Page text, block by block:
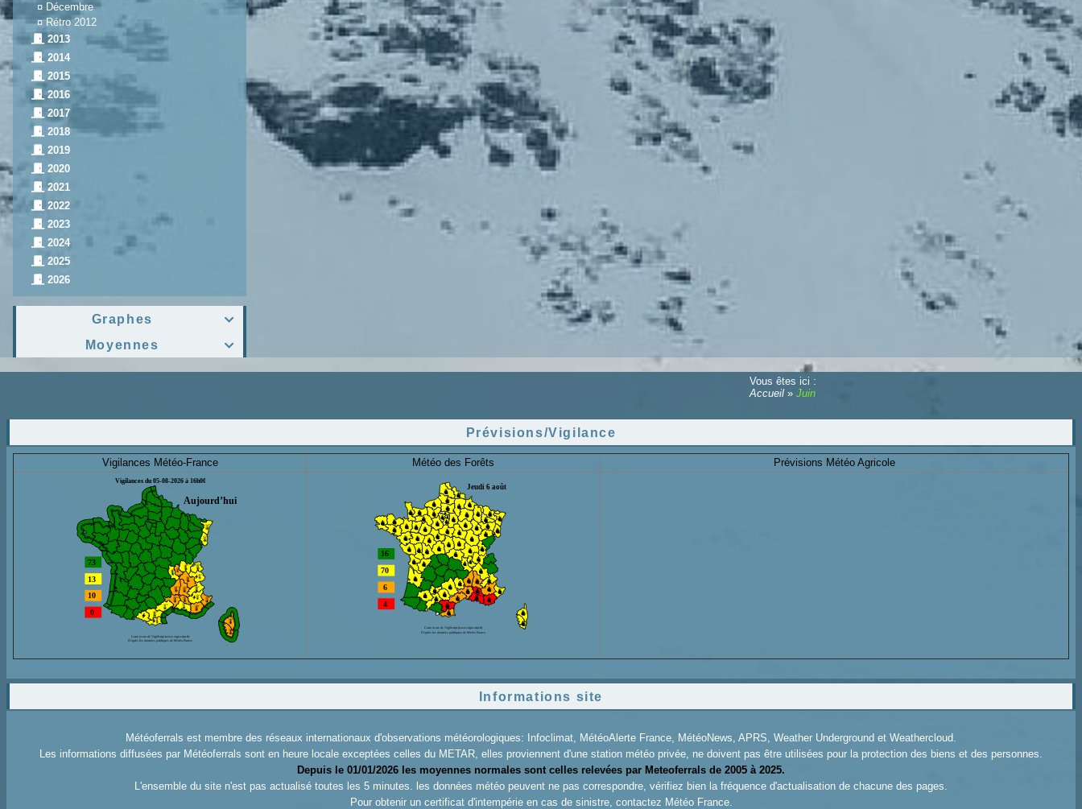
¤ Décembre
¤Rétro 2012
2013
2014
2015
2016
2017
2018
2019
2020
2021
2022
2023
2024
2025
2026

Graphes

Moyennes
Vous êtes ici :
Accueil»Juin
Prévisions/Vigilance
Vigilances Météo-France Météo des Forêts Prévisions Météo Agricole
Informations site
Météoferrals est membre des réseaux internationaux d'observations météorologiques: Infoclimat, MétéoAlerte France, MétéoNews, APRS, Weather Underground et Weathercloud.
Les informations diffusées par Météoferrals sont en heure locale exceptées celles du METAR, elles proviennent d'une station météo privée, ne doivent pas être utilisées pour la protection des biens et des personnes.
Depuis le 01/01/2026 les moyennes normales sont celles relevées par Meteoferrals de 2005 à 2025.
L'ensemble du site n'est pas actualisé toutes les 5 minutes. les données météo peuvent ne pas correspondre, vérifiez bien la fréquence d'actualisation de chacune des pages.
Pour obtenir un certificat d'intempérie en cas de sinistre, contactez Météo France.